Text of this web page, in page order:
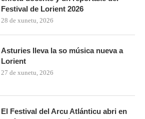
Festival de Lorient 2026
28 de xunetu, 2026
Asturies lleva la so música nueva a
Lorient
27 de xunetu, 2026
El Festival del Arcu Atlánticu abri en